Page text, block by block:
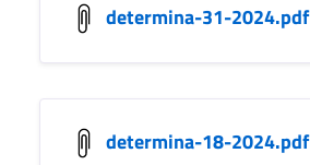
determina-31-2024.pdf
determina-18-2024.pdf